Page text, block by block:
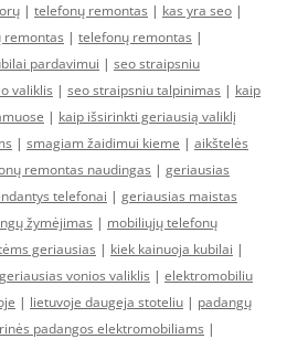
| telefonų remontas | kas yra seo |
remontas | telefonų remontas |
pardavimui | seo straipsniu
valiklis | seo straipsniu talpinimas | kaip
| kaip išsirinkti geriausią valiklį
| smagiam žaidimui kieme | aikštelės
remontas naudingas | geriausias
telefonai | geriausias maistas
žymėjimas | mobiliųjų telefonų
geriausias | kiek kainuoja kubilai |
geriausias vonios valiklis | elektromobiliu
| lietuvoje daugeja stoteliu | padangų
padangos elektromobiliams |